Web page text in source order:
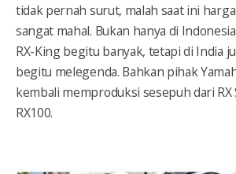
tidak pernah surut, malah saat ini
sangat mahal. Bukan hanya di
RX-King begitu banyak, tetapi di India
begitu melegenda. Bahkan pihak
kembali memproduksi sesepuh dari RX
RX100.